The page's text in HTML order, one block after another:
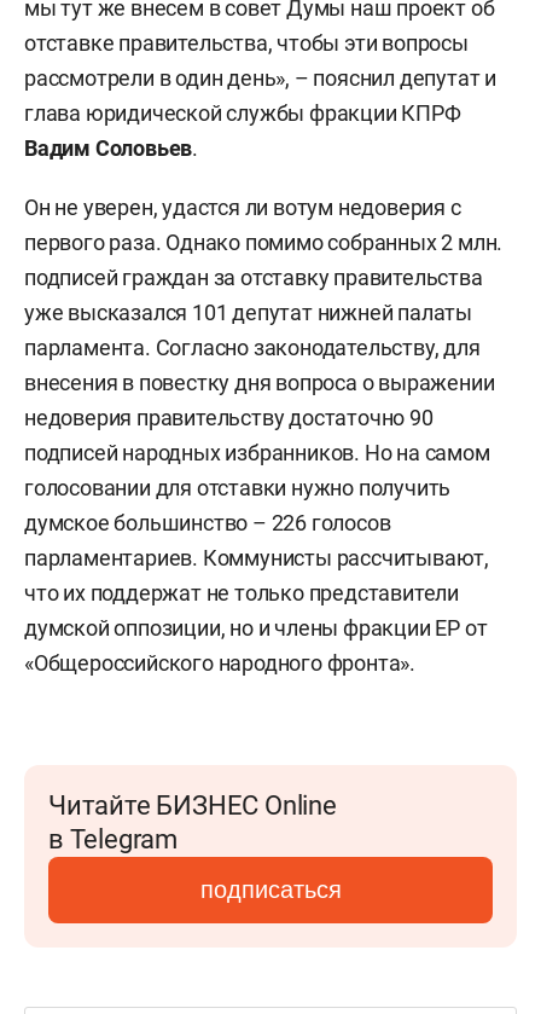
мы тут же внесем в совет Думы наш проект об
отставке правительства, чтобы эти вопросы
рассмотрели в один день», – пояснил депутат и
глава юридической службы фракции КПРФ
Вадим Соловьев.
Он не уверен, удастся ли вотум недоверия с
первого раза. Однако помимо собранных 2 млн.
подписей граждан за отставку правительства
уже высказался 101 депутат нижней палаты
парламента. Согласно законодательству, для
внесения в повестку дня вопроса о выражении
недоверия правительству достаточно 90
подписей народных избранников. Но на самом
голосовании для отставки нужно получить
думское большинство – 226 голосов
парламентариев. Коммунисты рассчитывают,
что их поддержат не только представители
думской оппозиции, но и члены фракции ЕР от
«Общероссийского народного фронта».
Читайте БИЗНЕС Online
в Telegram
подписаться